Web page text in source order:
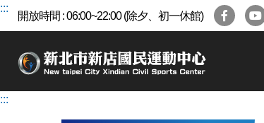
跳
區
:::
開放時間 : 06:00~22:00 (除夕、初一休館)
:::